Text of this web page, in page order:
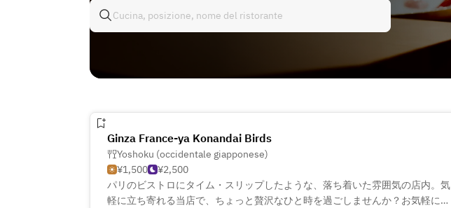
Ginza France-ya Konandai Birds
Yoshoku (occidentale giapponese)
¥1,500
¥2,500
パリのビストロにタイム・スリップしたような、落ち着いた雰囲気の店内。気
軽に立ち寄れる当店で、ちょっと贅沢なひと時を過ごしませんか？お気軽にお